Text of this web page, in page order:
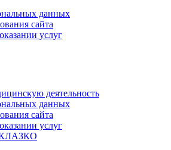
данных
сайта
услуг
деятельность
данных
сайта
услуг
КЛАЗКО